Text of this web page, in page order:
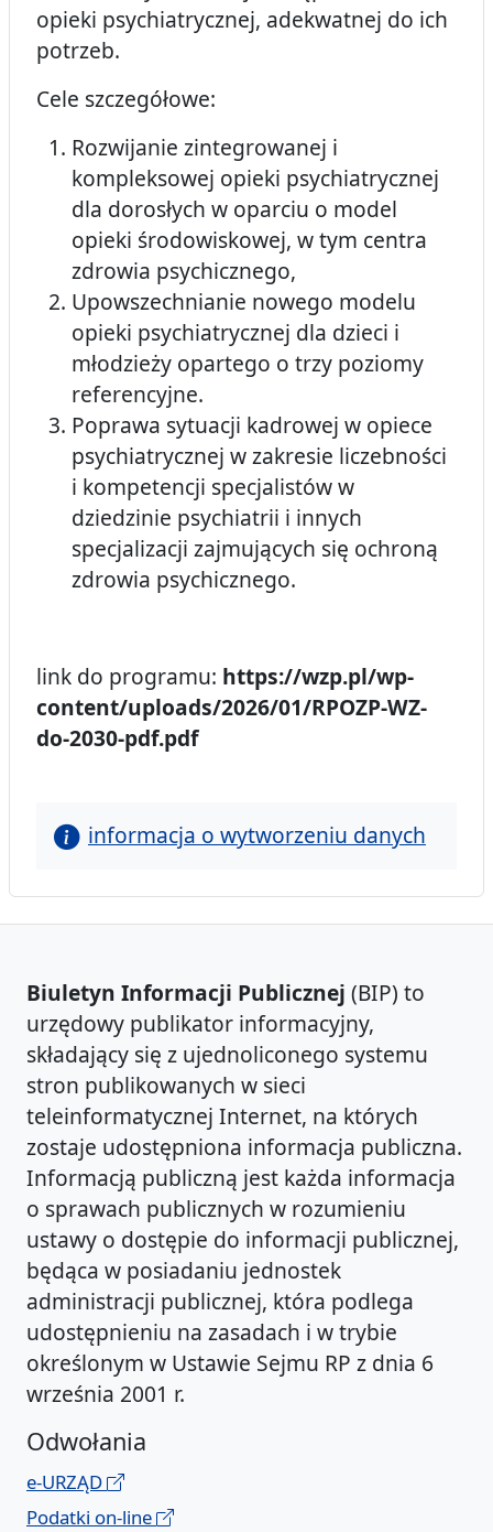
opieki psychiatrycznej, adekwatnej do ich
potrzeb.
Cele szczegółowe:
Rozwijanie zintegrowanej i
kompleksowej opieki psychiatrycznej
dla dorosłych w oparciu o model
opieki środowiskowej, w tym centra
zdrowia psychicznego,
Upowszechnianie nowego modelu
opieki psychiatrycznej dla dzieci i
młodzieży opartego o trzy poziomy
referencyjne.
Poprawa sytuacji kadrowej w opiece
psychiatrycznej w zakresie liczebności
i kompetencji specjalistów w
dziedzinie psychiatrii i innych
specjalizacji zajmujących się ochroną
zdrowia psychicznego.
link do programu: https://wzp.pl/wp-
content/uploads/2026/01/RPOZP-WZ-
do-2030-pdf.pdf
informacja o wytworzeniu danych
Biuletyn Informacji Publicznej (BIP) to
urzędowy publikator informacyjny,
składający się z ujednoliconego systemu
stron publikowanych w sieci
teleinformatycznej Internet, na których
zostaje udostępniona informacja publiczna.
Informacją publiczną jest każda informacja
o sprawach publicznych w rozumieniu
ustawy o dostępie do informacji publicznej,
będąca w posiadaniu jednostek
administracji publicznej, która podlega
udostępnieniu na zasadach i w trybie
określonym w Ustawie Sejmu RP z dnia 6
września 2001 r.
Odwołania
e-URZĄD
Podatki on-line